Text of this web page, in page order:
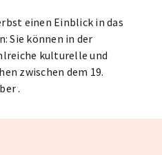
einen Einblick in das
Sie können in der
kulturelle und
zwischen dem 19.
.